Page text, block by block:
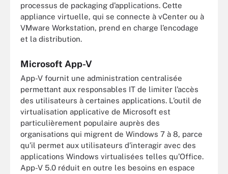
processus de packaging d’applications. Cette
appliance virtuelle, qui se connecte à vCenter ou à
VMware Workstation, prend en charge l’encodage
et la distribution.
Microsoft App-V
App-V fournit une administration centralisée
permettant aux responsables IT de limiter l’accès
des utilisateurs à certaines applications. L’outil de
virtualisation applicative de Microsoft est
particulièrement populaire auprès des
organisations qui migrent de Windows 7 à 8, parce
qu’il permet aux utilisateurs d’interagir avec des
applications Windows virtualisées telles qu’Office.
App-V 5.0 réduit en outre les besoins en espace